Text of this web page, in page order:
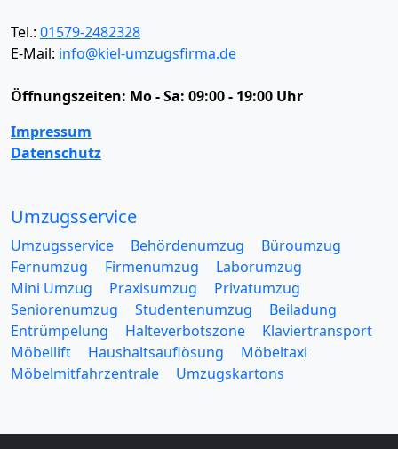
Tel.: 01579-2482328
E-Mail: info@kiel-umzugsfirma.de
Öffnungszeiten: Mo - Sa: 09:00 - 19:00 Uhr
Impressum
Datenschutz
Umzugsservice
Umzugsservice Behördenumzug
Büroumzug
Fernumzug
Firmenumzug
Laborumzug
Mini Umzug
Praxisumzug
Privatumzug
Seniorenumzug
Studentenumzug
Beiladung
Entrümpelung
Halteverbotszone
Klaviertransport
Möbellift
Haushaltsauflösung
Möbeltaxi
Möbelmitfahrzentrale
Umzugskartons